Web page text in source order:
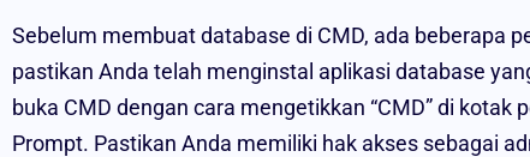
Sebelum membuat database di CMD, ada beberapa
pastikan Anda telah menginstal aplikasi database
buka CMD dengan cara mengetikkan “CMD” di
Prompt. Pastikan Anda memiliki hak akses sebagai